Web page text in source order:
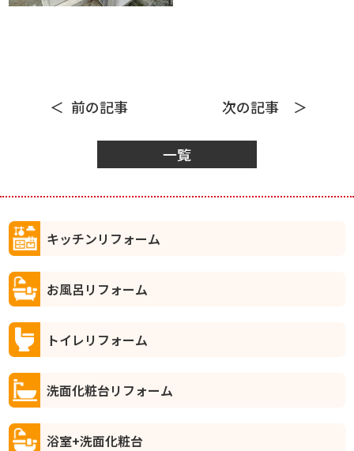
前の記事
一覧
次の記事
キッチンリフォーム
お風呂リフォーム
トイレリフォーム
洗面化粧台リフォーム
浴室+洗面化粧台